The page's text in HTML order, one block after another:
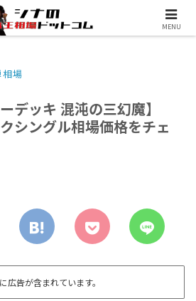
場
デッキ 混沌の三幻魔】
シングル相場価格をチェ
広告が含まれています。
MENU